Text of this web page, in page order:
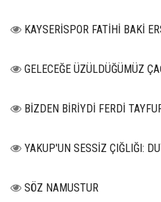
KAYSERİSPOR FATİHİ BAKİ
GELECEĞE ÜZÜLDÜĞÜMÜZ
BİZDEN BİRİYDİ FERDİ
YAKUP'UN SESSİZ ÇIĞLIĞI:
SÖZ NAMUSTUR